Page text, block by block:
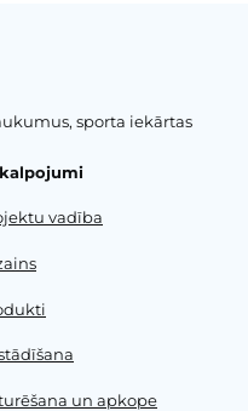
sporta iekārtas
vadība
un apkope